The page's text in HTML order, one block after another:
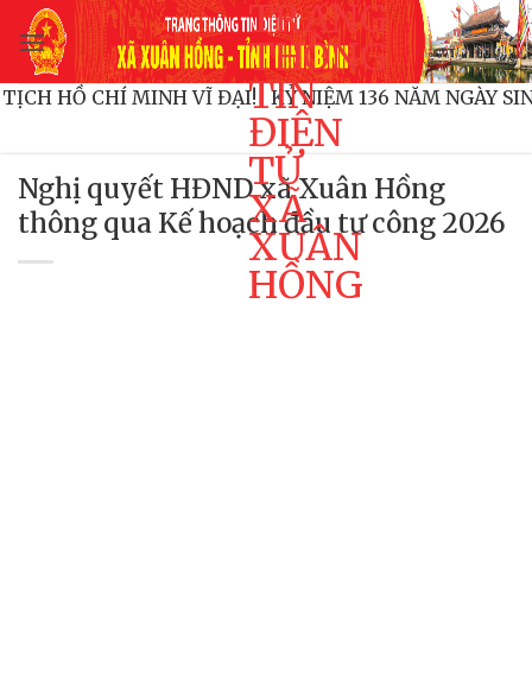
qua
dung
TRANG
THÔNG
TIN
ĐIỆN
TỬ
XÃ
XUÂN
HỒNG
TỊCH HỒ CHÍ MINH VĨ ĐẠI! KỶ NIỆM 136 NĂM
Nghị quyết HĐND xã Xuân Hồng
thông qua Kế hoạch đầu tư công 2026